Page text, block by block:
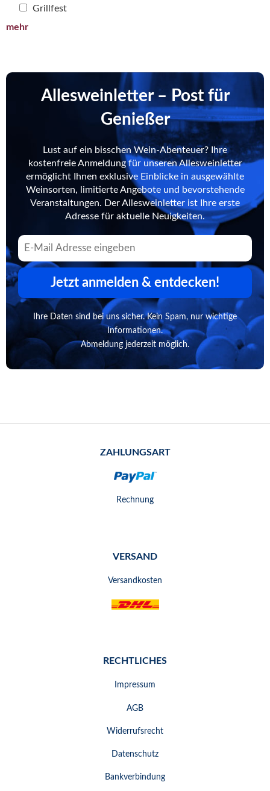
Grillfest
mehr
Allesweinletter – Post für
Genießer
Lust auf ein bisschen Wein-Abenteuer? Ihre
kostenfreie Anmeldung für unseren Allesweinletter
ermöglicht Ihnen exklusive Einblicke in ausgewählte
Weinsorten, limitierte Angebote und bevorstehende
Veranstaltungen. Der Allesweinletter ist Ihre erste
Adresse für aktuelle Neuigkeiten.
Jetzt anmelden & entdecken!
Ihre Daten sind bei uns sicher. Kein Spam, nur wichtige
Informationen.
Abmeldung jederzeit möglich.
ZAHLUNGSART
Rechnung
VERSAND
Versandkosten
RECHTLICHES
Impressum
AGB
Widerrufsrecht
Datenschutz
Bankverbindung